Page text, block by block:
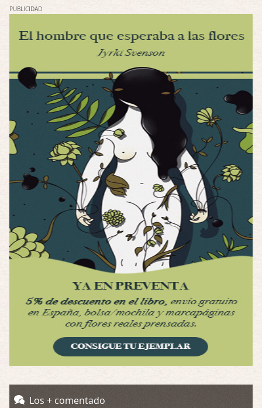
Por: Luar
Por: FrancHis
La he dejado a medias por motivos de fuerz …
Posesión Infernal: En Llamas
Por: FrancHis
Yo justo fui a verla ayer al cine y la ver …
Por encima de tu cadáver
Por: Luar
Interesante cuando avanza, le falta algo d …
Por encima de tu cadáver
Por: Luar
Interesante cuando avanza, le falta algo d …
Se llama la posesión en castellano, está …
Una película normalita, nada del otro mun …
PUBLICIDAD
Los + comentado